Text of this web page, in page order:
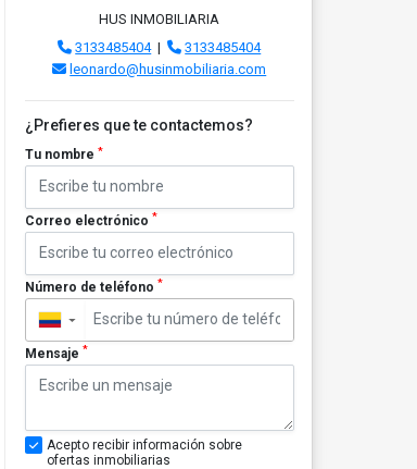
HUS INMOBILIARIA
3133485404|
3133485404
leonardo@husinmobiliaria.com
¿Prefieres que te contactemos?
Tu nombre *
Correo electrónico *
Número de teléfono *
▼
Mensaje *
Acepto recibir información sobre
ofertas inmobiliarias